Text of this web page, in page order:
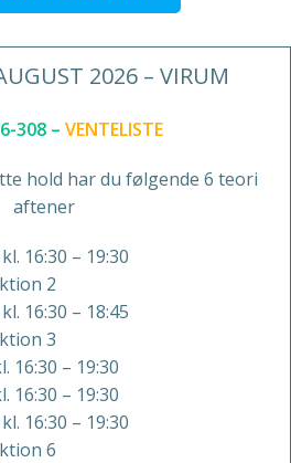
2026 – VIRUM
308 – VENTELISTE
hold har du følgende 6 teori
aftener
16:30 – 19:30
2
16:30 – 18:45
3
16:30 – 19:30
16:30 – 19:30
16:30 – 19:30
6